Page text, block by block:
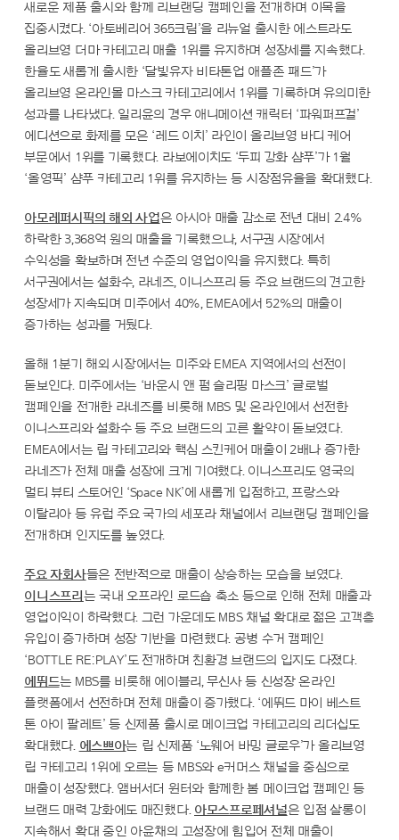
새로운 제품 출시와 함께 리브랜딩 캠페인을 전개하며 이목을
집중시켰다. ‘아토베리어 365크림’을 리뉴얼 출시한 에스트라도
올리브영 더마 카테고리 매출 1위를 유지하며 성장세를 지속했다.
한율도 새롭게 출시한 ‘달빛유자 비타톤업 애플존 패드’가
올리브영 온라인몰 마스크 카테고리에서 1위를 기록하며 유의미한
성과를 나타냈다. 일리윤의 경우 애니메이션 캐릭터 ‘파워퍼프걸’
에디션으로 화제를 모은 ‘레드 이치’ 라인이 올리브영 바디 케어
부문에서 1위를 기록했다. 라보에이치도 ‘두피 강화 샴푸’가 1월
‘올영픽’ 샴푸 카테고리 1위를 유지하는 등 시장점유율을 확대했다.
아모레퍼시픽의 해외 사업은 아시아 매출 감소로 전년 대비 2.4%
하락한 3,368억 원의 매출을 기록했으나, 서구권 시장에서
수익성을 확보하며 전년 수준의 영업이익을 유지했다. 특히
서구권에서는 설화수, 라네즈, 이니스프리 등 주요 브랜드의 견고한
성장세가 지속되며 미주에서 40%, EMEA에서 52%의 매출이
증가하는 성과를 거뒀다.
올해 1분기 해외 시장에서는 미주와 EMEA 지역에서의 선전이
돋보인다. 미주에서는 ‘바운시 앤 펌 슬리핑 마스크’ 글로벌
캠페인을 전개한 라네즈를 비롯해 MBS 및 온라인에서 선전한
이니스프리와 설화수 등 주요 브랜드의 고른 활약이 돋보였다.
EMEA에서는 립 카테고리와 핵심 스킨케어 매출이 2배나 증가한
라네즈가 전체 매출 성장에 크게 기여했다. 이니스프리도 영국의
멀티 뷰티 스토어인 ‘Space NK’에 새롭게 입점하고, 프랑스와
이탈리아 등 유럽 주요 국가의 세포라 채널에서 리브랜딩 캠페인을
전개하며 인지도를 높였다.
주요 자회사들은 전반적으로 매출이 상승하는 모습을 보였다.
이니스프리 는 국내 오프라인 로드숍 축소 등으로 인해 전체 매출과
영업이익이 하락했다. 그런 가운데도 MBS 채널 확대로 젊은 고객층
유입이 증가하며 성장 기반을 마련했다. 공병 수거 캠페인
‘BOTTLE RE:PLAY’도 전개하며 친환경 브랜드의 입지도 다졌다.
에뛰드는 MBS를 비롯해 에이블리, 무신사 등 신성장 온라인
플랫폼에서 선전하며 전체 매출이 증가했다. ‘에뛰드 마이 베스트
톤 아이 팔레트’ 등 신제품 출시로 메이크업 카테고리의 리더십도
확대했다. 에스쁘아는 립 신제품 ‘노웨어 바밍 글로우’가 올리브영
립 카테고리 1위에 오르는 등 MBS와 e커머스 채널을 중심으로
매출이 성장했다. 앰버서더 윈터와 함께한 봄 메이크업 캠페인 등
브랜드 매력 강화에도 매진했다. 아모스프로페셔널은 입점 살롱이
지속해서 확대 중인 아윤채의 고성장에 힘입어 전체 매출이